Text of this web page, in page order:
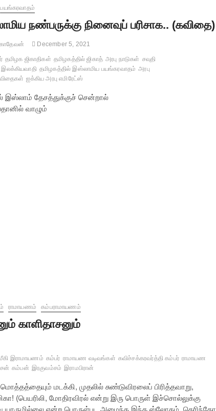
பயங்கரவாதம்
நண்பருக்கு நினைவுப் பரிசாக.. (கவிதை)
December 5, 2021
தமிழக ஜிகாதிகள் தமிழகத்தில் ஜிகாத் அரபு நாடுகள் சவுதி
இலக்கியவாதி தமிழகத்தில் இஸ்லாமிய பயங்கரவாதம் அரபு
ஐக்கிய அரபு எமிரேட்ஸ்
இஸ்லாம் தேசத்துக்குச் சென்றால்
வாழும்
ராமாயணம் கம்பராமாயணம்
காளிதாசனும்
இராமாயணம் கம்பர் ராமாயண வடிவங்கள் கவிச்சக்கரவர்த்தி கம்பர் ராமாயண
கம்பன் இரகுவம்சம் இராமபிரான்
மடக்கி, முதலில் சுண்டுவிரலைப் பிரித்தவாறு,
(பெயரிலி, மோதிரவிரல் என்று இரு பொருள் இச்சொல்லுக்கு
யாருமில்லை என்ற பொருள்பட அமைந்த இந்த ஸ்லோகம், தெரிந்தோ